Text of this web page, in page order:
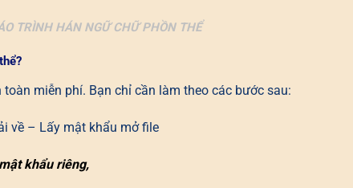
TRÌNH HÁN NGỮ CHỮ PHỒN THỂ
miễn phí. Bạn chỉ cần làm theo các bước sau:
về – Lấy mật khẩu mở file
khẩu riêng,